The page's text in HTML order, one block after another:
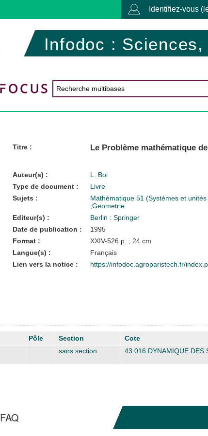
Identifiez-vous
Infodoc :
Titre : Le Problème mathématique
Auteur(s) :
L. Boi
Type de document :
Livre
Sujets :
Mathématique 51 (Systèmes et
;Geometrie
Editeur(s) :
Berlin : Springer
Date de publication :
1995
Format :
XXIV-526 p. ; 24 cm
Langue(s) :
Français
Lien vers la notice :
https://infodoc.agroparistech.fr/
Pôle Section Cote
sans section 43.016 DYNAMIQUE DES
FAQ